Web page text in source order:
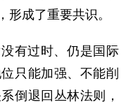
形成了重要共识。
有过时、仍是国际
只能加强、不能削
倒退回丛林法则，